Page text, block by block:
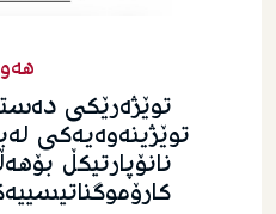
توێژه‌رێکى
توێژینه‌وه‌یه‌کی
نانۆپارتیکڵ